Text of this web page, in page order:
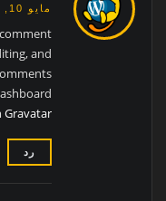
مايو 10, 2024 AT 7:10 م
and
Gravatar
رد